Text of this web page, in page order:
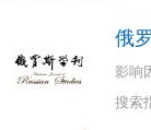
俄
影响
搜索